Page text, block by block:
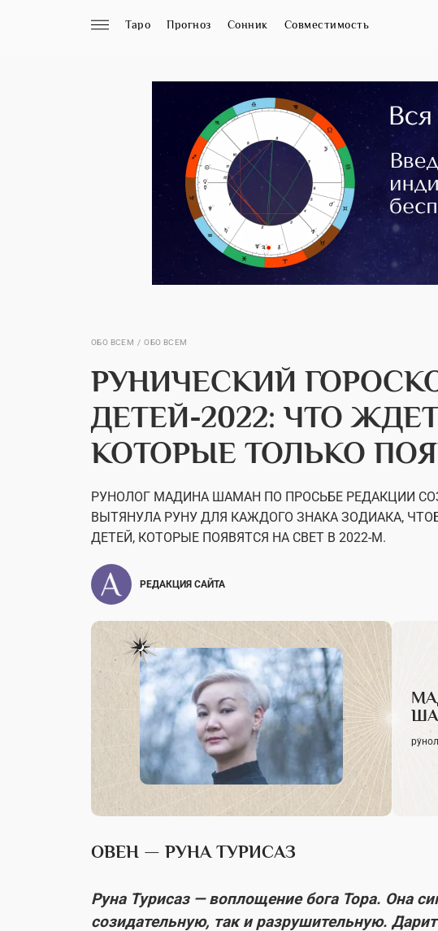
Таро Прогноз Сонник Совместимость
ОБО ВСЕМ ОБО ВСЕМ
РУНИЧЕСКИЙ
ДЕТЕЙ-2022: ЧТО
КОТОРЫЕ ТОЛЬКО
РУНОЛОГ МАДИНА ШАМАН ПО ПРОСЬБЕ РЕДАКЦИИ
ВЫТЯНУЛА РУНУ ДЛЯ КАЖДОГО ЗНАКА ЗОДИАКА,
ДЕТЕЙ, КОТОРЫЕ ПОЯВЯТСЯ НА СВЕТ В 2022-М.
РЕДАКЦИЯ САЙТА
ОВЕН — РУНА ТУРИСАЗ
Руна Турисаз — воплощение бога Тора. Она
созидательную, так и разрушительную.